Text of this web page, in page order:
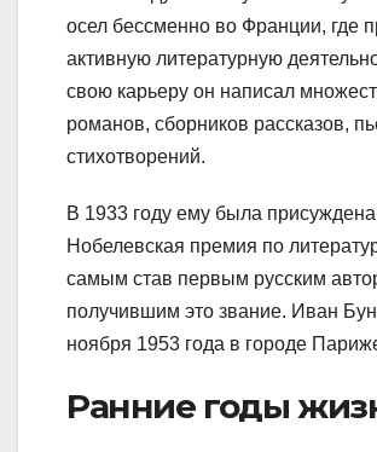
осел бессменно во Франции, где
активную литературную
свою карьеру он написал
романов, сборников рассказов,
стихотворений.
В 1933 году ему была присуждена
Нобелевская премия по
самым став первым русским
получившим это звание. Иван
ноября 1953 года в городе
Ранние годы